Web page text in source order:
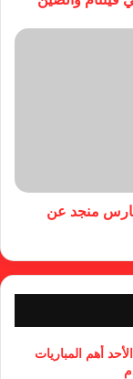
منجد عن
أهم المباريات